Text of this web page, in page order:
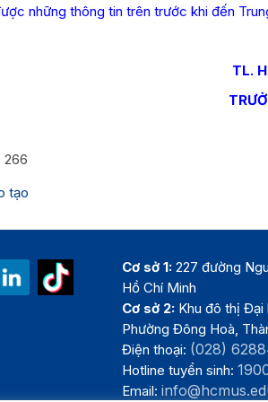
những thông tin trên trước khi đến
TL.
PHÒNG
266
tạo
Cơ sở 1: 227 đường
Hồ Chí Minh
Cơ sở 2: Khu đô thị Đại
Phường Đông Hoà,
Điện thoại: (028)
Hotline tuyển sinh:
Email: